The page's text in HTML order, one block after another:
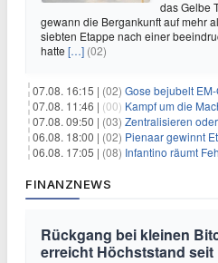
das Gelbe
gewann die Bergankunft auf mehr
siebten Etappe nach einer
hatte […] (02)
07.08. 16:15 | (02) Gose bejubelt EM-
07.08. 11:46 | (00) Kampf um die
07.08. 09:50 | (03) Zentralisieren oder
06.08. 18:00 | (02) Pienaar gewinnt
06.08. 17:05 | (08) Infantino räumt
FINANZNEWS
Rückgang bei kleinen
erreicht Höchststand seit